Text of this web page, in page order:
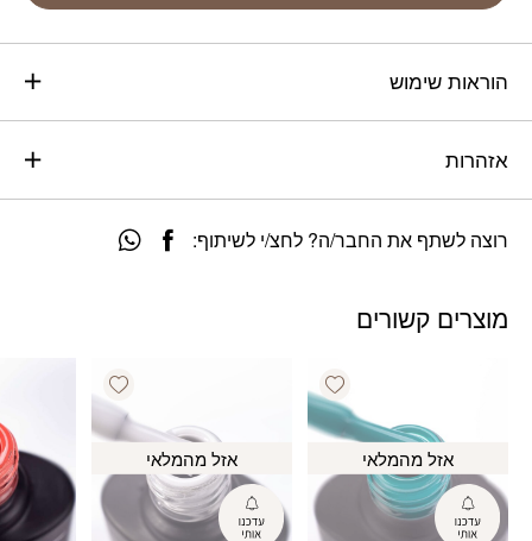
הוראות שימוש
אזהרות
רוצה לשתף את החבר/ה? לחצ/י לשיתוף:
מוצרים קשורים
Add wishlist
אזל מהמלאי
Add wishlist
אזל מהמלאי